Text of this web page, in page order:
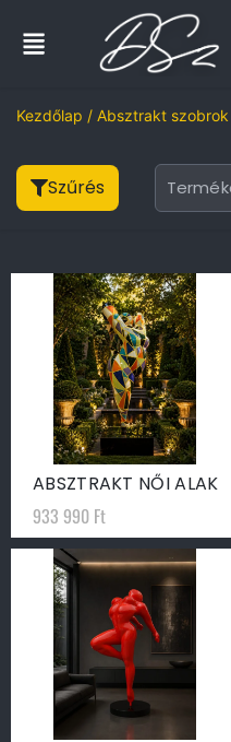
Kezdőlap / Absztrakt szobrok
Szűrés
ABSZTRAKT NŐI ALAK
933 990 Ft